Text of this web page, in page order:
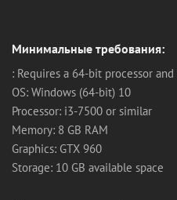
Минимальные требования:
: Requires a 64-bit processor
OS: Windows (64-bit) 10
Processor: i3-7500 or similar
Memory: 8 GB RAM
Graphics: GTX 960
Storage: 10 GB available space